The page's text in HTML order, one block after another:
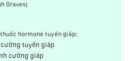
Graves)
hormone tuyến giáp:
tuyến giáp
cường giáp